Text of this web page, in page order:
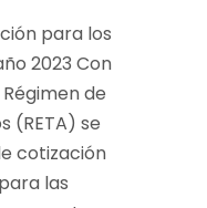
para los
2023 Con
de
(RETA) se
cotización
las